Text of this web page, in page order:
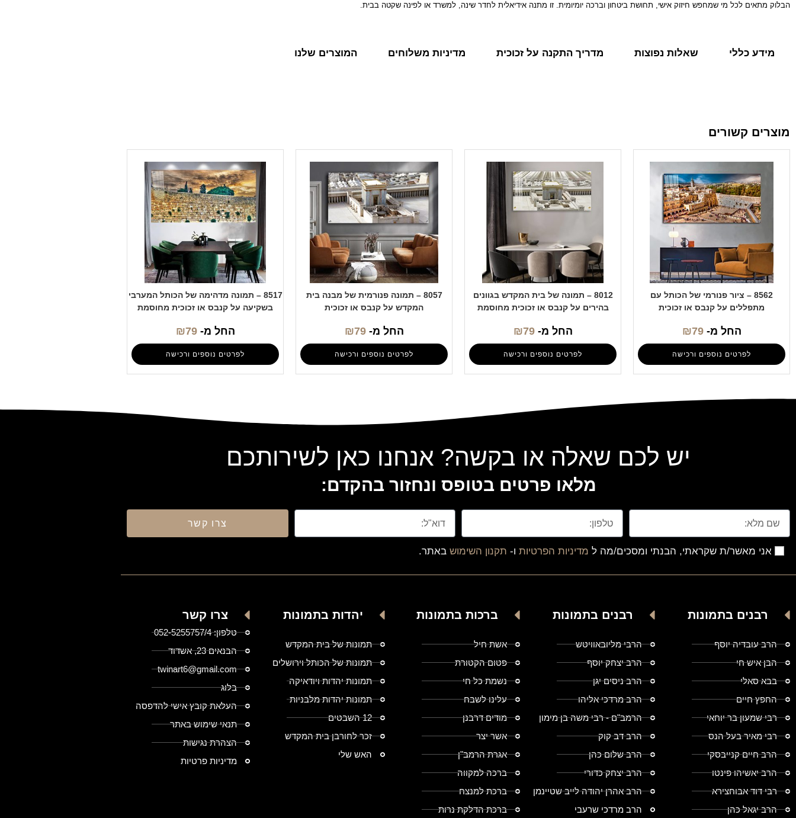
הבלוק מתאים לכל מי שמחפש חיזוק אישי, תחושת ביטחון וברכה יומיומית. זו מתנה אידיאלית לחדר שינה, למשרד או לפינה שקטה בבית.
מידע כללי שאלות נפוצות מדריך התקנה על זכוכית מדיניות משלוחים המוצרים שלנו
מוצרים קשורים
8562 – ציור פנורמי של הכותל עם
מתפללים על קנבס או זכוכית
החל מ- ₪79
לפרטים נוספים ורכישה
8012 – תמונה של בית המקדש בגוונים
בהירים על קנבס או זכוכית מחוסמת
החל מ- ₪79
לפרטים נוספים ורכישה
8057 – תמונה פנורמית של מבנה בית
המקדש על קנבס או זכוכית
החל מ- ₪79
לפרטים נוספים ורכישה
8517 – תמונה מדהימה של הכותל המערבי
בשקיעה על קנבס או זכוכית מחוסמת
החל מ- ₪79
לפרטים נוספים ורכישה
יש לכם שאלה או בקשה? אנחנו כאן לשירותכם
מלאו פרטים בטופס ונחזור בהקדם:
אני מאשר/ת שקראתי, הבנתי ומסכים/מה ל מדיניות הפרטיות ו- תקנון השימוש באתר.
צרו קשר
רבנים בתמונות
הרב עובדיה יוסף
הבן איש חי
בבא סאלי
החפץ חיים
רבי שמעון בר יוחאי
רבי מאיר בעל הנס
הרב חיים קנייבסקי
הרב יאשיהו פינטו
רבי דוד אבוחצירא
הרב יגאל כהן
רבנים בתמונות
הרבי מליובאוויטש
הרב יצחק יוסף
הרב ניסים יגן
הרב מרדכי אליהו
הרמב"ם - רבי משה בן מימון
הרב דב קוק
הרב שלום כהן
הרב יצחק כדורי
הרב אהרן יהודה לייב שטיינמן
הרב מרדכי שרעבי
ברכות בתמונות
אשת חיל
פטום הקטורת
נשמת כל חי
עלינו לשבח
מודים דרבנן
אשר יצר
אגרת הרמב"ן
ברכה למקווה
ברכת למנצח
ברכת הדלקת נרות
יהדות בתמונות
תמונות של בית המקדש
תמונות של הכותל וירושלים
תמונות יהדות ויודאיקה
תמונות יהדות מלבניות
12 השבטים
זכר לחורבן בית המקדש
האש שלי
צרו קשר
טלפון: 052-5255757/4
הבנאים 23, אשדוד
twinart6@gmail.com
בלוג
העלאת קובץ אישי להדפסה
תנאי שימוש באתר
הצהרת נגישות
מדיניות פרטיות